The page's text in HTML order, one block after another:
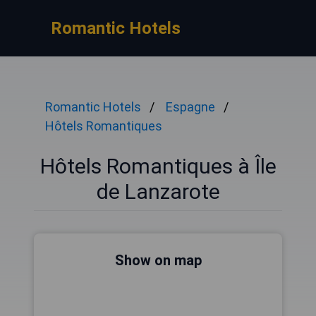
Romantic Hotels
Romantic Hotels
Espagne
Hôtels Romantiques
Hôtels Romantiques à Île
de Lanzarote
Show on map